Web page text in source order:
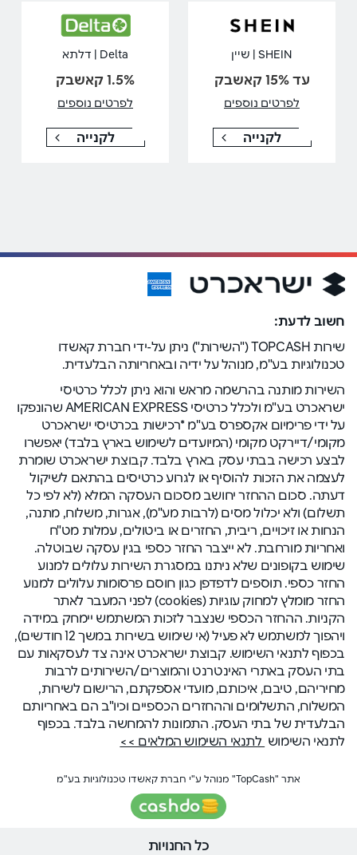
SHEIN | שיין
עד 15% קאשבק
לפרטים נוספים
לקנייה
Delta | דלתא
1.5% קאשבק
לפרטים נוספים
לקנייה
חשוב לדעת:
שירות TOPCASH ("השירות") ניתן על-ידי חברת קאשדו
טכנולוגיות בע"מ, מנוהל על ידיה ובאחריותה הבלעדית.
השירות מותנה בהרשמה מראש והוא ניתן לכלל כרטיסי
ישראכרט בע"מ ולכלל כרטיסי AMERICAN EXPRESS שהונפקו
על ידי פרימיום אקספרס בע"מ *רכישות בכרטיסי ישראכרט
מקומי/דיירקט מקומי (המיועדים לשימוש בארץ בלבד) יאפשרו
לבצע רכישה בבתי עסק בארץ בלבד. קבוצת ישראכרט שומרת
לעצמה את הזכות להוסיף או לגרוע כרטיסים בהתאם לשיקול
דעתה. סכום ההחזר יחושב מסכום העסקה המלא (לא לפי כל
תשלום) ולא יכלול מסים (לרבות מע"מ), אגרות, משלוח, מתנה,
הנחות או זיכויים, ריבית, החזרים או ביטולים, עמלות מט"ח
ואחריות מורחבת. לא ייצבר החזר כספי בגין עסקה שבוטלה.
שימוש בקופונים שלא ניתנו במסגרת השירות עלולים למנוע
החזר כספי. תוספים לדפדפן כגון חוסם פרסומות עלולים למנוע
החזר מומלץ למחוק עוגיות (cookies) לפני המעבר לאתר
הקניות. ההחזר הכספי שנצבר לזכות המשתמש יימחק במידה
ויהפוך למשתמש לא פעיל (אי שימוש בשירות במשך 12 חודשים),
בכפוף לתנאי השימוש. קבוצת ישראכרט אינה צד לעסקאות עם
בתי העסק באתרי האינטרנט והמוצרים/השירותים לרבות
מחיריהם, טיבם, איכותם, מועדי אספקתם, הרישום לשירות,
המשלוח, התשלומים וההחזרים הכספיים וכיו"ב הם באחריותם
הבלעדית של בתי העסק. התמונות להמחשה בלבד. בכפוף
לתנאי השימוש לתנאי השימוש המלאים >>
אתר "TopCash" מנוהל ע"י חברת קאשדו טכנולוגיות בע"מ
כל החנויות